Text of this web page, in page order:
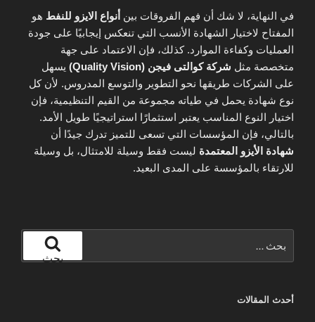
في النهاية، لا شك أن فهم الفروقات بين أنواع الايزو للنفط هو
المفتاح لاختيار الشهادة الأنسب التي تنعكس إيجابيًا على جودة
العمليات وكفاءة الموارد. كذلك، فإن الاعتماد على جهة
متخصصة مثل شركة كوالتى فيجن (Quality Vision)
يسهل
على الشركات طريقها نحو التطوير والتوسع المدروس. لأن كل
نوع شهادة يحمل في طياته مجموعة من القيم التنظيمية، فإن
اختيار النوع المناسب يعتبر استثمارًا استراتيجيًا طويل الأمد.
بالتالي، فإن المؤسسات التي تسعى للتميز تدرك جيدًا أن
شهادة الأيزو المعتمدة ليست فقط وسيلة للامتثال، بل وسيلة
للارتقاء بالمؤسسة على المدى البعيد.
عن:
بحث
أحدث المقالات